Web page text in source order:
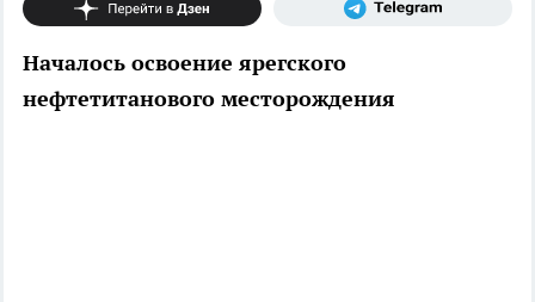
Началось освоение ярегского
нефтетитанового месторождения